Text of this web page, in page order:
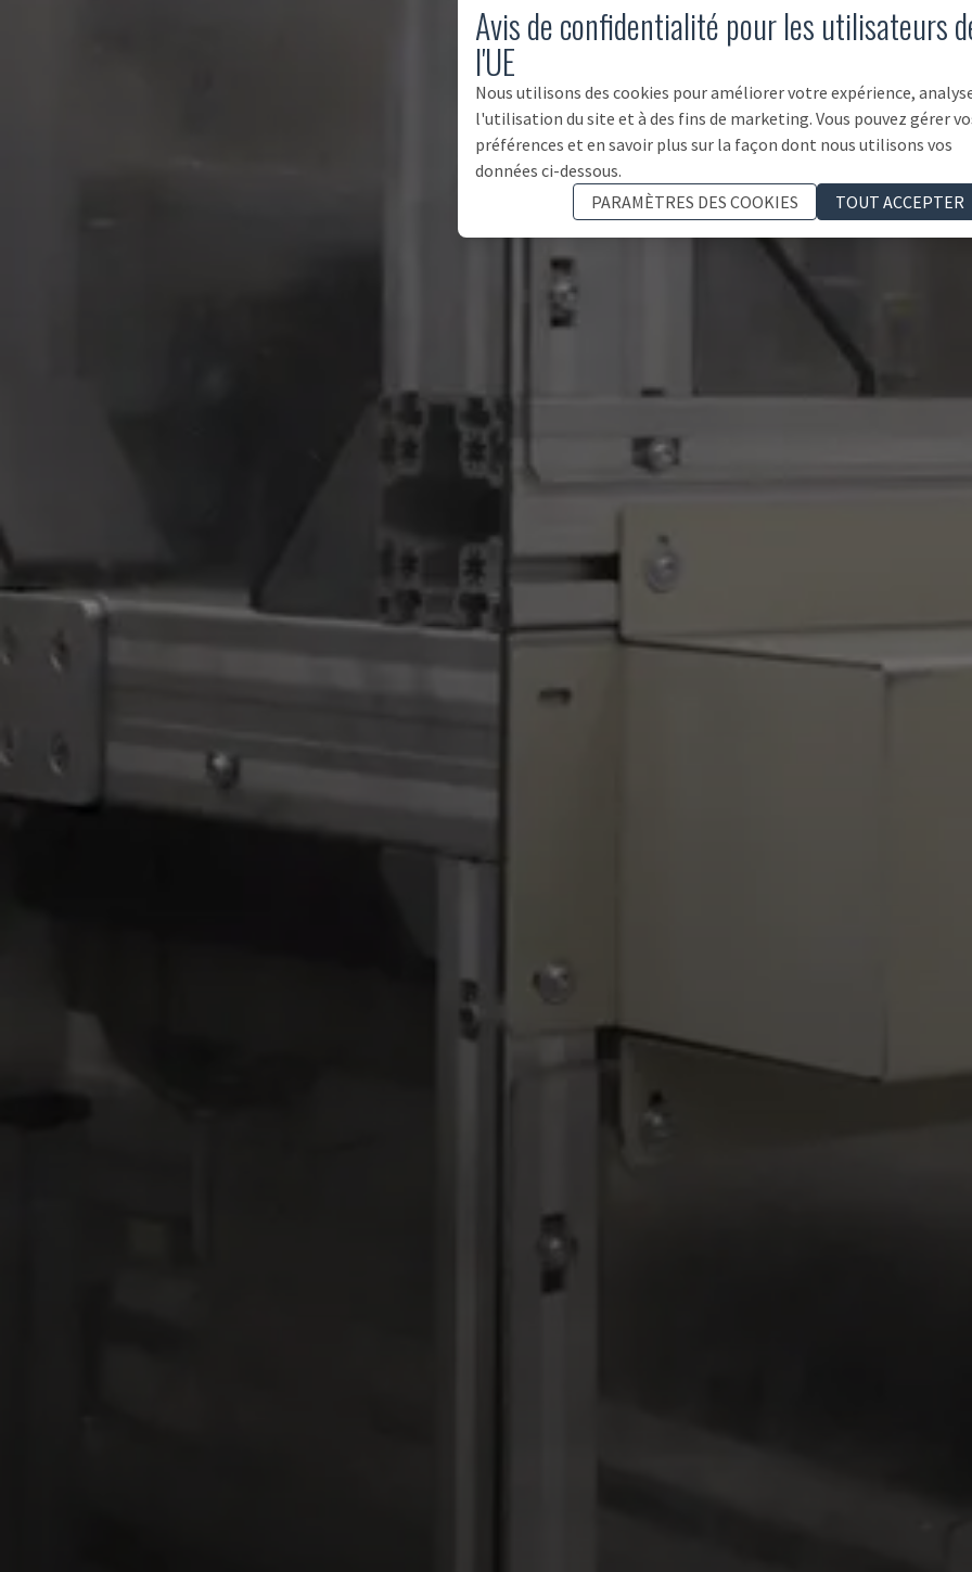
Avis de confidentialité pour les utilisateurs
l'UE
Nous utilisons des cookies pour améliorer votre expérience,
l'utilisation du site et à des fins de marketing. Vous pouvez gérer
préférences et en savoir plus sur la façon dont nous utilisons vos
données ci-dessous.
PARAMÈTRES DES COOKIES
TOUT ACCEPTER